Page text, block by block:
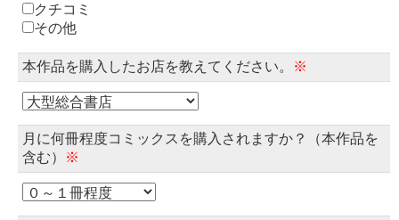
クチコミ
その他
本作品を購入したお店を教えてください。 ※
月に何冊程度コミックスを購入されますか？（本作品を
含む）
※